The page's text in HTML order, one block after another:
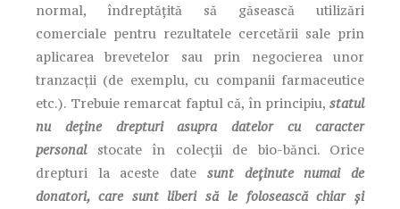
normal, îndreptățită să găsească utilizări
comerciale pentru rezultatele cercetării sale prin
aplicarea brevetelor sau prin negocierea unor
tranzacții (de exemplu, cu companii farmaceutice
etc.). Trebuie remarcat faptul că, în principiu, statul
nu deține drepturi asupra datelor cu caracter
personal stocate în colecții de bio-bănci. Orice
drepturi la aceste date sunt deținute numai de
donatori, care sunt liberi să le folosească chiar și